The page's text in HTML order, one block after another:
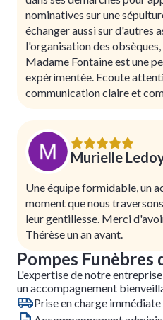
nominatives sur une
échanger aussi sur d'autres
l'organisation des
Madame Fontaine est une
expérimentée. Ecoute
communication claire et
Murielle
Une équipe formidable, un
moment que nous
leur gentillesse. Merci
Thérèse un an avant.
Pompes Funèbres
L'expertise de notre
un accompagnement
Prise en charge